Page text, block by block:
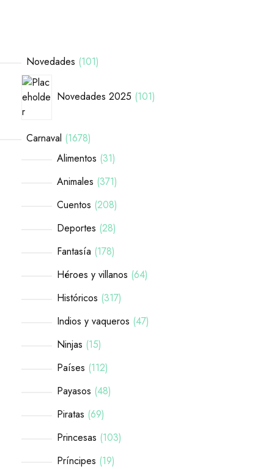
Novedades 101
Novedades 2025 101
Carnaval 1678
Alimentos 31
Animales 371
Cuentos 208
Deportes 28
Fantasía 178
Héroes y villanos 64
Históricos 317
Indios y vaqueros 47
Ninjas 15
Países 112
Payasos 48
Piratas 69
Princesas 103
Príncipes 19